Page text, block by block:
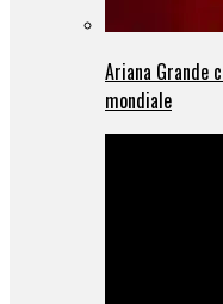
Ariana Grande
mondiale